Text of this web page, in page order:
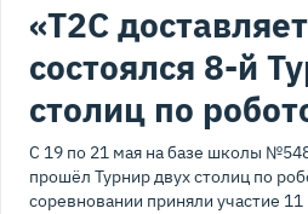
«Т2С
состоялся 8-й
столиц по
С 19 по 21 мая на базе школы
прошёл Турнир двух столиц по
соревновании приняли участие